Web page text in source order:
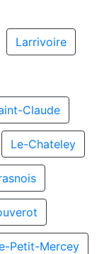
Larrivoire
Claude
Le-Chateley
Petit-Mercey